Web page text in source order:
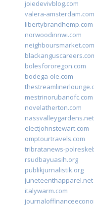
joiedevivblog.com
valera-amsterdam.com
libertybrandhemp.com
norwoodinnwi.com
neighboursmarket.com
bolesfororegon.com
bodega-ole.com
mestrinorubanofc.com
novelatherton.com
nassvalleygardens.net
electjohnstewart.com
omptourtravels.com
tribratanews-
rsudbayuasih.org
publikjurnalistik.org
juneteenthapparel.net
italywarm.com